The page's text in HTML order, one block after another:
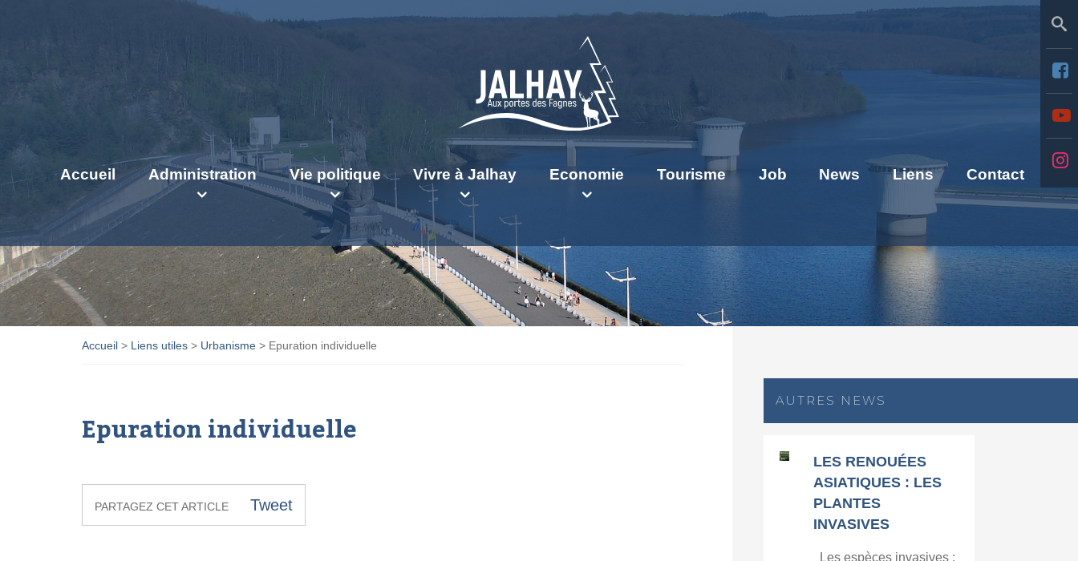
Accueil Administration Vie politique Vivre à Jalhay Economie Tourisme Job News Liens Contact
Accueil > Liens utiles > Urbanisme > Epuration individuelle
Epuration individuelle
PARTAGEZ CET ARTICLE Tweet
AUTRES NEWS
LES RENOUÉES
ASIATIQUES : LES
PLANTES
INVASIVES
Les espèces invasives :